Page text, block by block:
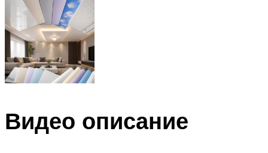
Видео описание